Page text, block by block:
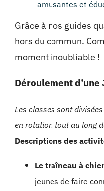
amusantes et
Grâce à nos guides
hors du commun.
moment inoubliable !
Déroulement d’une
Les classes sont
en rotation tout au long
Descriptions des
Le traîneau à
jeunes de faire